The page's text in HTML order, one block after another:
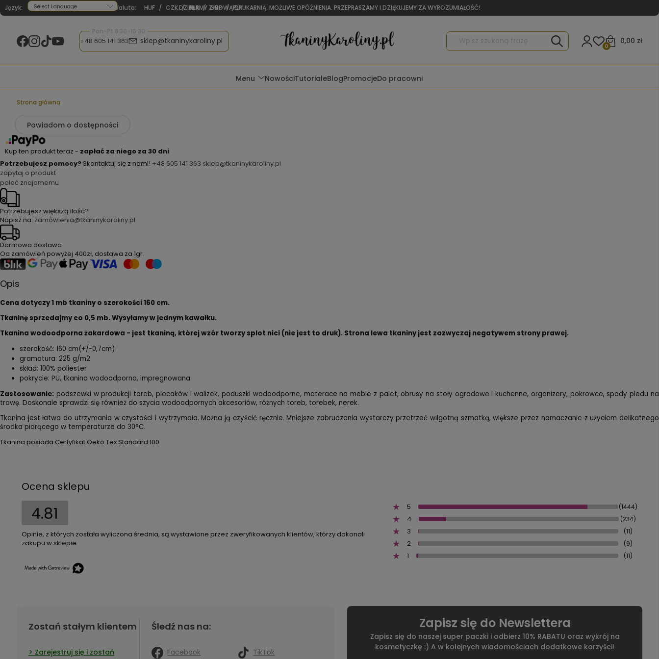
Język:
Powered by
Waluta: HUF / CZK / EUR / GBP / PLN
DZIAŁAMY Z NOWĄ DRUKARNIĄ. MOŻLIWE OPÓŹNIENIA. PRZEPRASZAMY I DZIĘKUJEMY ZA WYROZUMIAŁOŚĆ!
Pon-Pt 8:30-16:30
+48 605 141 363 sklep@tkaninykaroliny.pl 0,00 zł
0
Menu NowościTutorialeBlogPromocjeDo pracowni
Strona główna
Powiadom o dostępności
Kup ten produkt teraz - zapłać za niego za 30 dni
Potrzebujesz pomocy? Skontaktuj się z nami! +48 605 141 363 sklep@tkaninykaroliny.pl
zapytaj o produkt
poleć znajomemu
Potrzebujesz większą ilość?
Napisz na: zamówienia@tkaninykaroliny.pl
Darmowa dostawa
Od zamówień powyżej 400zł, dostawa za 1gr.
Opis
Cena dotyczy 1 mb tkaniny o szerokości 160 cm.
Tkaninę sprzedajmy co 0,5 mb. Wysyłamy w jednym kawałku.
Tkanina wodoodporna żakardowa - jest tkaniną, której wzór tworzy splot nici (nie jest to druk). Strona lewa tkaniny jest zazwyczaj negatywem strony prawej.
szerokość: 160 cm(+/-0,7cm)
gramatura: 225 g/m2
skład: 100% poliester
pokrycie: PU, tkanina wodoodporna, impregnowana
Zastosowanie: podszewki w produkcji toreb, plecaków i walizek, poduszki wodoodporne, materace na meble z palet, obrusy na stoły ogrodowe i kuchenne, organizery, pokrowce, spody pledu na
trawę. Doskonale sprawdzi się również do szycia wodoodpornych akcesoriów, różnych toreb, torebek, nerek.
Tkanina jest łatwa do utrzymania w czystości i wytrzymała. Można ją czyścić ręcznie. Mniejsze zabrudzenia wystarczy przetrzeć wilgotną szmatką, większe przez namaczanie z użyciem delikatnego
środka piorącego w temperaturze do 30°C.
Tkanina posiada Certyfikat Oeko Tex Standard 100
Ocena sklepu
4.81
Opinie, z których została wyliczona średnia, są wystawione przez zweryfikowanych klientów, którzy dokonali
zakupu w sklepie.
5 (1444)
4 (234)
3 (11)
2 (9)
1 (11)
Zostań stałym klientem
Zarejestruj się i zostań
Śledź nas na:
Facebook
TikTok
Zapisz się do Newslettera
Zapisz się do naszej super paczki i odbierz 10% RABATU oraz wykrój na
kosmetyczkę :) A w kolejnych wiadomościach dodatkowe korzyści!